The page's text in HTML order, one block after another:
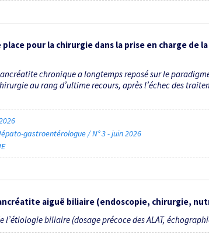
pour la chirurgie dans la prise en charge de
chronique a longtemps reposé sur le
au rang d’ultime recours, après l’échec des
gastroentérologue / N° 3 - juin 2026
aiguë biliaire (endoscopie, chirurgie,
l’étiologie biliaire (dosage précoce des ALAT,